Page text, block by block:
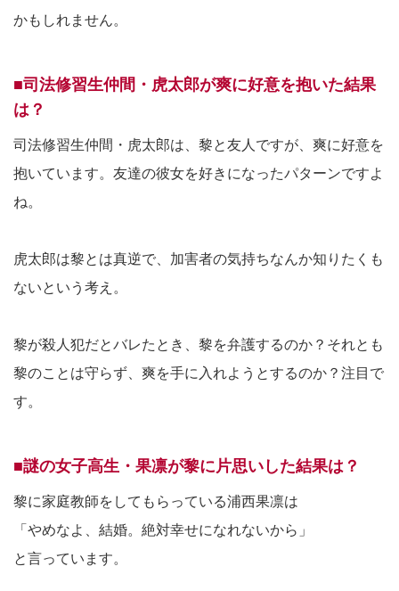
かもしれません。
■司法修習生仲間・虎太郎が爽に好意を抱いた結果
は？
司法修習生仲間・虎太郎は、黎と友人ですが、爽に好意を
抱いています。友達の彼女を好きになったパターンですよ
ね。
虎太郎は黎とは真逆で、加害者の気持ちなんか知りたくも
ないという考え。
黎が殺人犯だとバレたとき、黎を弁護するのか？それとも
黎のことは守らず、爽を手に入れようとするのか？注目で
す。
■謎の女子高生・果凛が黎に片思いした結果は？
黎に家庭教師をしてもらっている浦西果凛は
「やめなよ、結婚。絶対幸せになれないから」
と言っています。